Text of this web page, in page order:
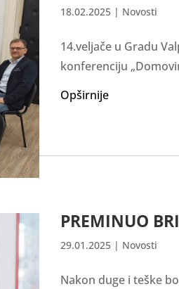
18.02.2025| Novosti
14.veljače u Gradu
konferenciju
Opširnije
PREMINUO
29.01.2025| Novosti
Nakon duge i teške